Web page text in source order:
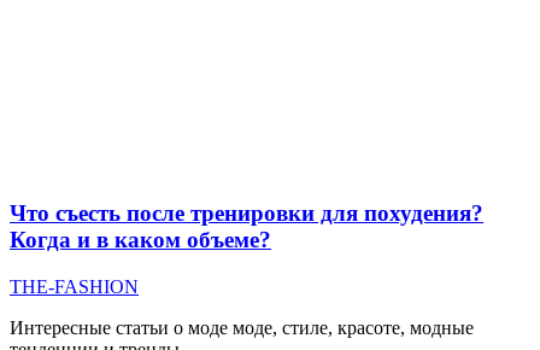
Что съесть после тренировки для похудения?
Когда и в каком объеме?
THE-FASHION
Интересные статьи о моде моде, стиле, красоте, модные